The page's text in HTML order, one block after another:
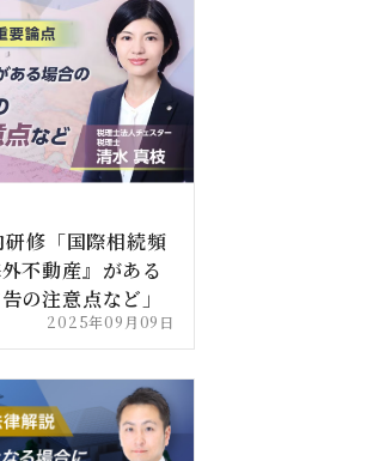
修「国際相続頻
不動産』がある
の注意点など」
2025年09月09日